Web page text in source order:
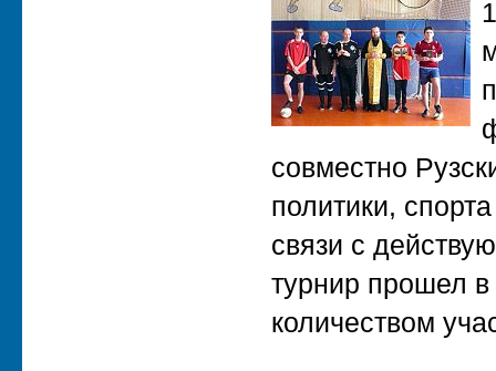
совместно
политики,
связи с
турнир прошел
количеством